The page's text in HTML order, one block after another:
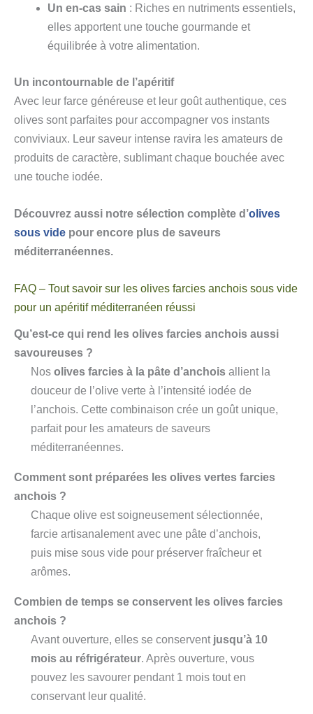
Un en-cas sain : Riches en nutriments essentiels,
elles apportent une touche gourmande et
équilibrée à votre alimentation.
Un incontournable de l’apéritif
Avec leur farce généreuse et leur goût authentique, ces
olives sont parfaites pour accompagner vos instants
conviviaux. Leur saveur intense ravira les amateurs de
produits de caractère, sublimant chaque bouchée avec
une touche iodée.
Découvrez aussi notre sélection complète d’olives
sous vide pour encore plus de saveurs
méditerranéennes.
FAQ – Tout savoir sur les olives farcies anchois sous vide
pour un apéritif méditerranéen réussi
Qu’est-ce qui rend les olives farcies anchois aussi
savoureuses ?
Nos olives farcies à la pâte d’anchois allient la
douceur de l’olive verte à l’intensité iodée de
l’anchois. Cette combinaison crée un goût unique,
parfait pour les amateurs de saveurs
méditerranéennes.
Comment sont préparées les olives vertes farcies
anchois ?
Chaque olive est soigneusement sélectionnée,
farcie artisanalement avec une pâte d’anchois,
puis mise sous vide pour préserver fraîcheur et
arômes.
Combien de temps se conservent les olives farcies
anchois ?
Avant ouverture, elles se conservent jusqu’à 10
mois au réfrigérateur. Après ouverture, vous
pouvez les savourer pendant 1 mois tout en
conservant leur qualité.